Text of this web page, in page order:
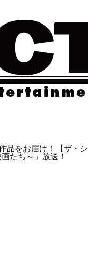
品をお届け！【ザ・シ
たち～」放送！